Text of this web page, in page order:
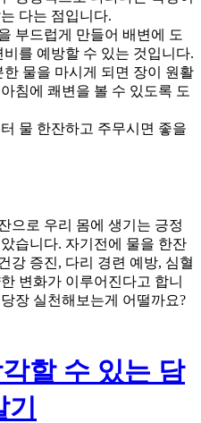
다는 점입니다.
부드럽게 만들어 배변에 도
를 예방할 수 있는 것입니다.
물을 마시게 되면 장이 원활
침에 쾌변을 볼 수 있도록 도
물 한잔하고 주무시면 좋을
으로 우리 몸에 생기는 긍정
습니다. 자기전에 물을 한잔
강 증진, 다리 경련 예방, 심혈
변화가 이루어진다고 합니
장 실천해보는게 어떨까요?
할 수 있는 담